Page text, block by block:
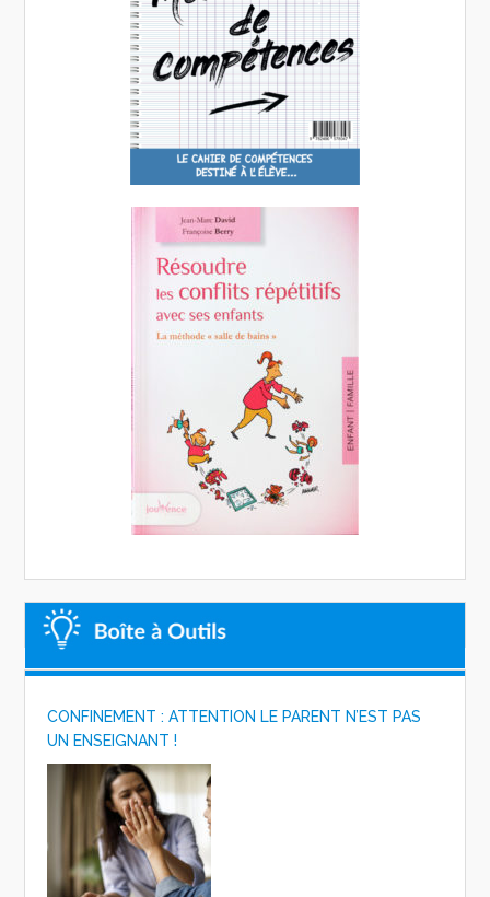
CONFINEMENT : ATTENTION LE PARENT N’EST PAS
UN ENSEIGNANT !